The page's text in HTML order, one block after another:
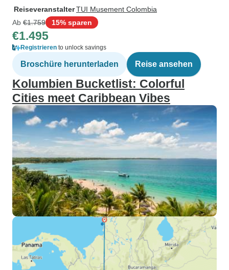
ReiseveranstalterTUI Musement Colombia
Ab €1.759 15% sparen
€1.495
Registrieren to unlock savings
Broschüre herunterladen Reise ansehen
Kolumbien Bucketlist: Colorful
Cities meet Caribbean Vibes